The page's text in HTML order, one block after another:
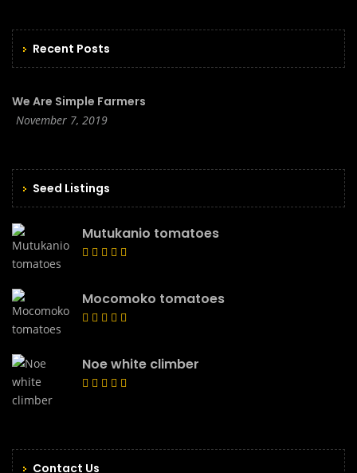
Recent Posts
We Are Simple Farmers
November 7, 2019
Seed Listings
Mutukanio tomatoes
Mocomoko tomatoes
Noe white climber
Contact Us